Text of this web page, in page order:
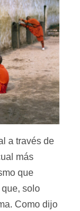
a través de
más
que
solo
Como dijo